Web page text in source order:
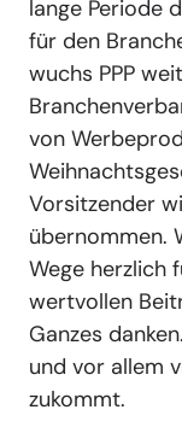
lange Periode
für den
wuchs PPP
von
Vorsitzender
übernommen.
Wege herzlich
wertvollen
Ganzes
und vor allem
zukommt.